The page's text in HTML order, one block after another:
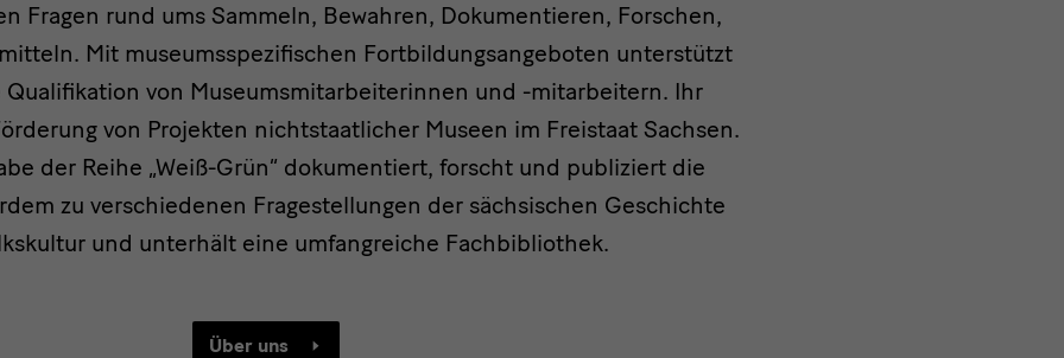
Fragen rund ums Sammeln, Bewahren, Dokumentieren, Forschen,
Mit museumsspezifischen Fortbildungsangeboten unterstützt
Qualifikation von Museumsmitarbeiterinnen und -mitarbeitern. Ihr
von Projekten nichtstaatlicher Museen im Freistaat Sachsen.
der Reihe „Weiß-Grün“ dokumentiert, forscht und publiziert die
zu verschiedenen Fragestellungen der sächsischen Geschichte
und unterhält eine umfangreiche Fachbibliothek.
Über uns